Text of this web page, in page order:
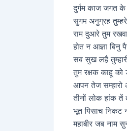
दुर्गम काज जगत
सुगम अनुग्रह
राम दुआरे तुम
होत न आज्ञा बिनु
सब सुख लहै
तुम रक्षक काहू को
आपन तेज सम्हारो
तीनों लोक हांक तें
भूत पिसाच निकट
महाबीर जब नाम